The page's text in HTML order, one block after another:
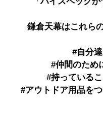
鎌倉天幕はこれら
#自分
#仲間のため
#持っている
#アウトドア用品を